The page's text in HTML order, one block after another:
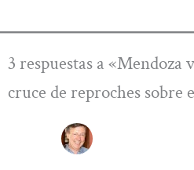
3 respuestas a «Mendoza
cruce de reproches sobre